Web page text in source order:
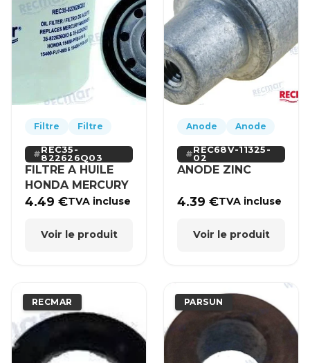
Filtre Filtre
REC35-
822626Q03
FILTRE A HUILE
HONDA MERCURY
4.49€TVA incluse
Voir le produit
Anode Anode
REC68V-11325-
02
ANODE ZINC
4.39€TVA incluse
Voir le produit
RECMAR PARSUN